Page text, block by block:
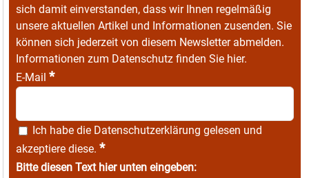
sich damit einverstanden, dass wir Ihnen regelmäßig
unsere aktuellen Artikel und Informationen zusenden. Sie
können sich jederzeit von diesem Newsletter abmelden.
Informationen zum Datenschutz finden Sie hier.
E-Mail *
Ich habe die Datenschutzerklärung gelesen und
akzeptiere diese. *
Bitte diesen Text hier unten eingeben: